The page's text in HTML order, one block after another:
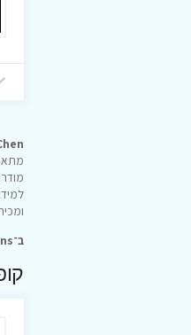
ב־Icoupons מחכים לך קודי קופון והנחות משתלמות במיוחד על פריטי Ronen Chen.